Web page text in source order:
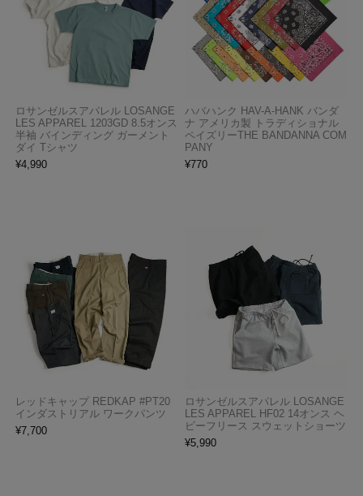
ロサンゼルスアパレル LOSANGE
LES APPAREL 1203GD 8.5オンス
半袖 バインディング ガーメント
ダイ Tシャツ
¥4,990
ハバハンク HAV-A-HANK バンダ
ナ アメリカ製 トラディショナル
ペイズリーTHE BANDANNA COM
PANY
¥770
レッドキャップ REDKAP #PT20
インダストリアル ワークパンツ
¥7,700
ロサンゼルスアパレル LOSANGE
LES APPAREL HF02 14オンス ヘ
ビーフリース スウェットショーツ
¥5,990